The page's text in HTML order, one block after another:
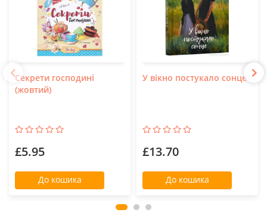
Секрети господині
(жовтий)
£5.95
До кошика
У вікно постукало сонце
£13.70
До кошика